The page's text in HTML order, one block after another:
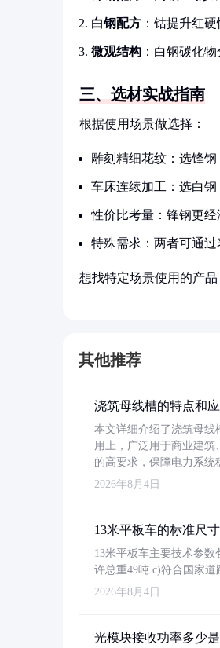
白钢配方 ：钴提升红
微观结构 ：白钢碳化
三、选材实战指南
根据使用场景做选择：
雕刻精细花纹：选锋钢
车床连续加工：选白
性价比考量：锋钢更
特殊需求：两者可通
想找特定场景使用的产
其他推荐
浇筑母线槽的特点和
本文详细介绍了浇筑母线
用上，广泛用于商业建
的高要求，保障电力系统
2026年8月4日
13米平板车的标准尺
13米平板车主要技术参数
许总重49吨 c)符合国家
2026年8月4日
光模块接收功率多少